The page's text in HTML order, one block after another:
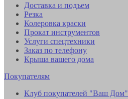
Доставка и подъем
Резка
Колеровка краски
Прокат инструментов
Услуги спецтехники
Заказ по телефону
Крыша вашего дома
Покупателям
Клуб покупателей "Ваш Дом"